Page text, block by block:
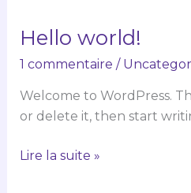
Hello world!
1 commentaire /
Welcome to WordPress.
or delete it, then start
Hello
Lire la suite »